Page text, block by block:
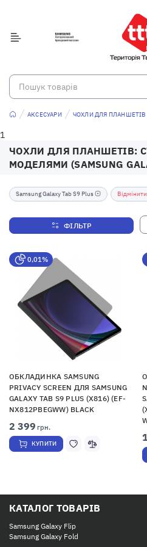
АКСЕСУАРИ ЧОХЛИ ДЛЯ ПЛАНШЕТІВ
1
ЧОХЛИ ДЛЯ ПЛАНШЕТІВ:
МОДЕЛЯМИ (SAMSUNG
0,01%
ОБКЛАДИНКА SAMSUNG
PRIVACY SCREEN ДЛЯ SAMSUNG
GALAXY TAB S9 PLUS (X816) (EF-
NX812PBEGWW) BLACK
2 399 грн.
КУПИТИ
Samsung Galaxy Tab S9 Plus
ФІЛЬТР
КАТАЛОГ ТОВАРІВ
Samsung Galaxy Flip
Samsung Galaxy Fold